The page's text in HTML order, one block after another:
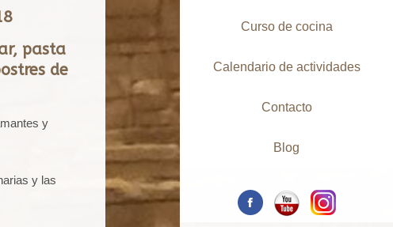
Curso de cocina
Calendario de actividades
Contacto
Blog
pasta
de
y
y las